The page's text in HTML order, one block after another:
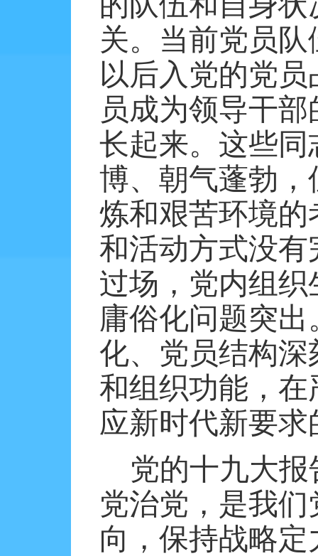
关。当前党员
以后入党的党
员成为领导干
长起来。这些
博、朝气蓬勃
炼和艰苦环境
和活动方式没有
过场，党内组
庸俗化问题突
化、党员结构
和组织功能，
应新时代新要
党的十九大
党治党，是我
向，保持战略